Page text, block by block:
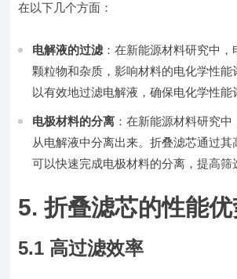
在以下几个方面：
电解液的过滤 ：在新能源材料研究中
颗粒物和杂质，影响材料的电化学性能
以有效地过滤电解液，确保电化学性能
电极材料的分离 ：在新能源材料研究
从电解液中分离出来。折叠滤芯通过其
可以快速完成电极材料的分离，提高筛
5. 折叠滤芯的性能
5.1 高过滤效率